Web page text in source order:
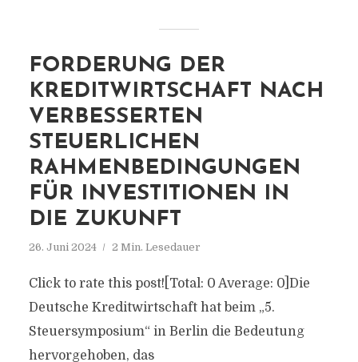
FORDERUNG DER
KREDITWIRTSCHAFT NACH
VERBESSERTEN
STEUERLICHEN
RAHMENBEDINGUNGEN
FÜR INVESTITIONEN IN
DIE ZUKUNFT
26. Juni 2024 2 Min. Lesedauer
Click to rate this post![Total: 0 Average: 0]Die
Deutsche Kreditwirtschaft hat beim „5.
Steuersymposium“ in Berlin die Bedeutung
hervorgehoben, das